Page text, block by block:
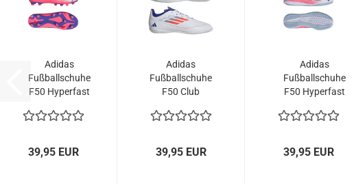
Adidas
Fußballschuhe
F50 Hyperfast
weiß/viosol/tursol
39,95 EUR
Adidas
Fußballschuhe
F50 Club
weiß/blau/rot
39,95 EUR
Adidas
Fußballschuhe
F50 Hyperfast
weiß/viosol/tursol
39,95 EUR